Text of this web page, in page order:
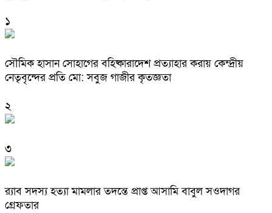
১
সৌমিক হাসান সোহাগের বহিষ্কারাদেশ প্রত্যাহার করায় কেন্দ্রীয়
নেতৃবৃন্দের প্রতি মো: সবুজ গাজীর কৃতজ্ঞতা
২
৩
র‌্যাব সদস্য হত্যা মামলার তদন্তে প্রাপ্ত আসামি বাবুল সওদাগর
গ্রেফতার